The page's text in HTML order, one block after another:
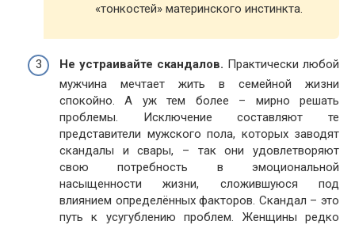
«тонкостей» материнского инстинкта.
Не устраивайте скандалов. Практически любой
мужчина мечтает жить в семейной жизни
спокойно. А уж тем более – мирно решать
проблемы. Исключение составляют те
представители мужского пола, которых заводят
скандалы и свары, – так они удовлетворяют
свою потребность в эмоциональной
насыщенности жизни, сложившуюся под
влиянием определённых факторов. Скандал – это
путь к усугублению проблем. Женщины редко